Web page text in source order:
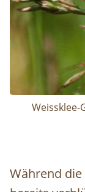
Weissklee-
Während